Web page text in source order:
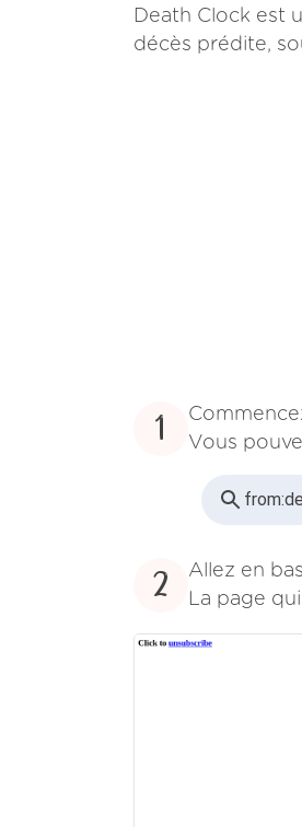
Death Clock est
décès prédite,
1
Vous
from:
2 Allez en
La page